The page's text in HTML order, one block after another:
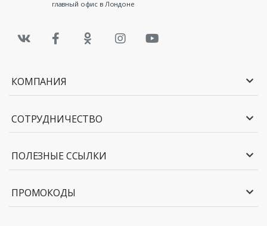
главный офис в Лондоне
КОМПАНИЯ
СОТРУДНИЧЕСТВО
ПОЛЕЗНЫЕ ССЫЛКИ
ПРОМОКОДЫ